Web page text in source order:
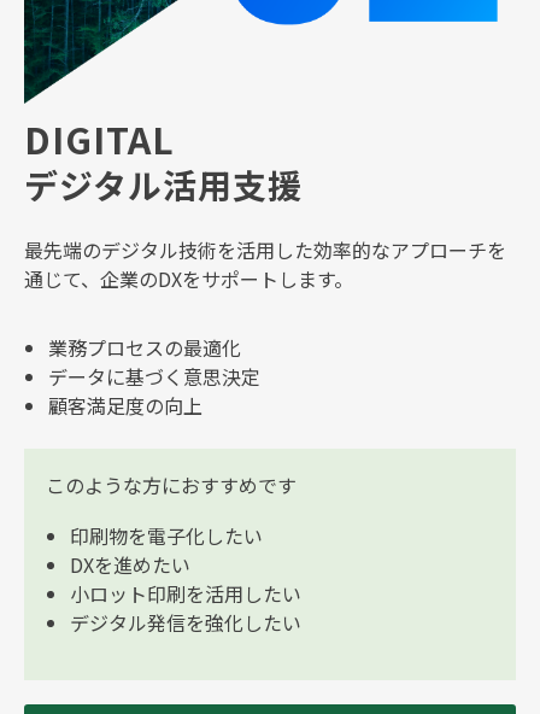
DIGITAL
デジタル活用支援
最先端のデジタル技術を活用した効率的なアプローチを
通じて、企業のDXをサポートします。
業務プロセスの最適化
データに基づく意思決定
顧客満足度の向上
このような方におすすめです
印刷物を電子化したい
DXを進めたい
小ロット印刷を活用したい
デジタル発信を強化したい